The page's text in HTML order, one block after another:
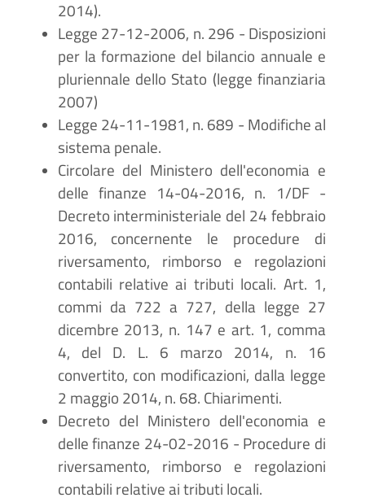
2014).
Legge 27-12-2006, n. 296 - Disposizioni
per la formazione del bilancio annuale e
pluriennale dello Stato (legge finanziaria
2007)
Legge 24-11-1981, n. 689 - Modifiche al
sistema penale.
Circolare del Ministero dell'economia e
delle finanze 14-04-2016, n. 1/DF -
Decreto interministeriale del 24 febbraio
2016, concernente le procedure di
riversamento, rimborso e regolazioni
contabili relative ai tributi locali. Art. 1,
commi da 722 a 727, della legge 27
dicembre 2013, n. 147 e art. 1, comma
4, del D. L. 6 marzo 2014, n. 16
convertito, con modificazioni, dalla legge
2 maggio 2014, n. 68. Chiarimenti.
Decreto del Ministero dell'economia e
delle finanze 24-02-2016 - Procedure di
riversamento, rimborso e regolazioni
contabili relative ai tributi locali.